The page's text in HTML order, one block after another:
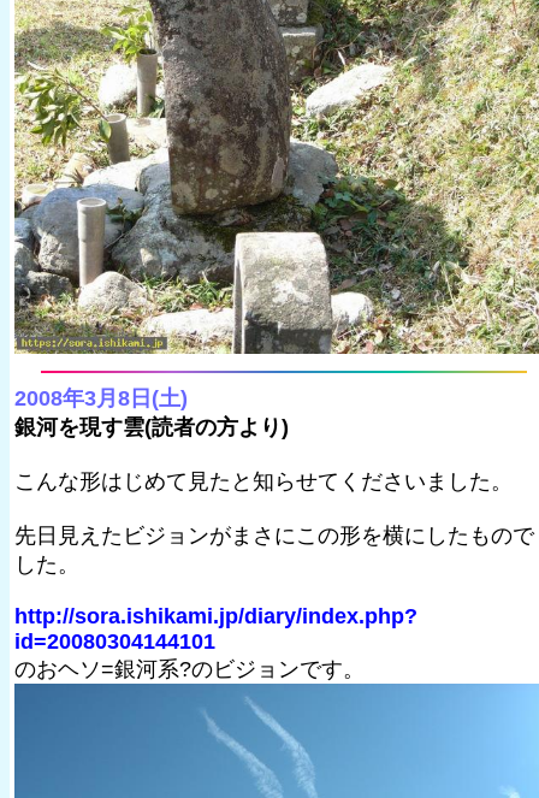
2008年3月8日(土)
銀河を現す雲(読者の方より)
こんな形はじめて見たと知らせてくださいました。
先日見えたビジョンがまさにこの形を横にしたもので
した。
http://sora.ishikami.jp/diary/index.php?
id=20080304144101
のおヘソ=銀河系?のビジョンです。